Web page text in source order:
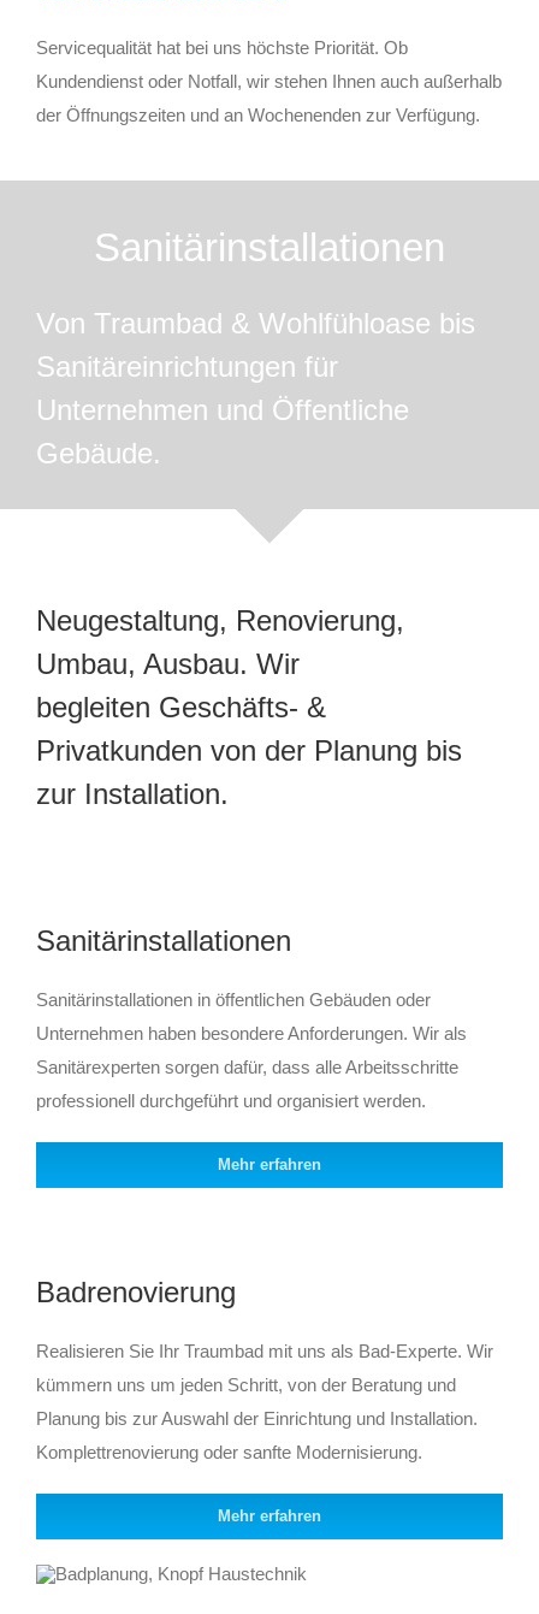
Servicequalität hat bei uns höchste Priorität. Ob
Kundendienst oder Notfall, wir stehen Ihnen auch außerhalb
der Öffnungszeiten und an Wochenenden zur Verfügung.
Sanitärinstallationen
Von Traumbad & Wohlfühloase bis
Sanitäreinrichtungen für
Unternehmen und Öffentliche
Gebäude.
Neugestaltung, Renovierung,
Umbau, Ausbau. Wir
begleiten Geschäfts- &
Privatkunden von der Planung bis
zur Installation.
Sanitärinstallationen
Sanitärinstallationen in öffentlichen Gebäuden oder
Unternehmen haben besondere Anforderungen. Wir als
Sanitärexperten sorgen dafür, dass alle Arbeitsschritte
professionell durchgeführt und organisiert werden.
Mehr erfahren
Badrenovierung
Realisieren Sie Ihr Traumbad mit uns als Bad-Experte. Wir
kümmern uns um jeden Schritt, von der Beratung und
Planung bis zur Auswahl der Einrichtung und Installation.
Komplettrenovierung oder sanfte Modernisierung.
Mehr erfahren